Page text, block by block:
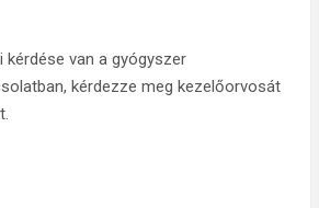
kérdése van a gyógyszer
kérdezze meg kezelőorvosát